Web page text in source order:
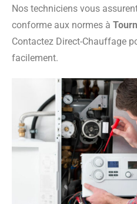
Nos techniciens vous
conforme aux normes à
Contactez Direct-Chauffage
facilement.